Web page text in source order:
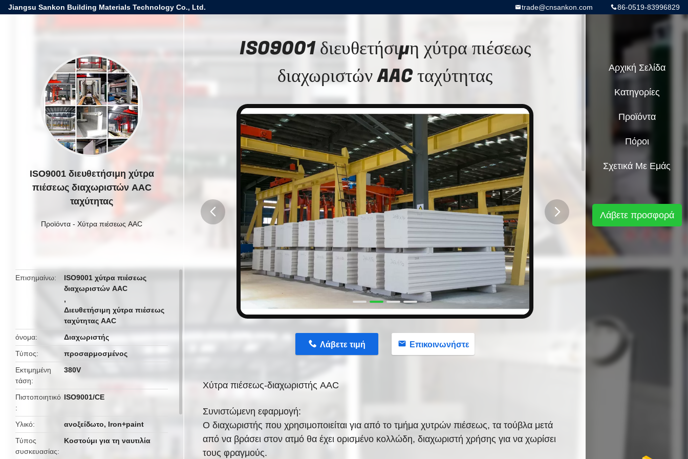
Jiangsu Sankon Building Materials Technology Co., Ltd. 86-0519-83996829
trade@cnsankon.com
ISO9001 διευθετήσιμη χύτρα
πιέσεως διαχωριστών AAC
ταχύτητας
Προϊόντα - Χύτρα πιέσεως AAC
Επισημαίνω
ISO9001 χύτρα πιέσεως
διαχωριστών AAC
,
Διευθετήσιμη χύτρα πιέσεως
ταχύτητας AAC
όνομα
Διαχωριστής
Τύπος
προσαρμοσμένος
Εκτιμημένη
τάση
380V
Πιστοποιητικό ISO9001/CE
Υλικό
ανοξείδωτο, Iron+paint
Τύπος
συσκευασίας
Κοστούμι για τη ναυτιλία
ISO9001 διευθετήσιμη χύτρα πιέσεως
διαχωριστών AAC ταχύτητας
button
Λάβετε τιμή Επικοινωνήστε
Χύτρα πιέσεως-διαχωριστής AAC
Συνιστώμενη εφαρμογή:
Ο διαχωριστής που χρησιμοποιείται για από το τμήμα χυτρών πιέσεως, τα τούβλα μετά
από να βράσει στον ατμό θα έχει ορισμένο κολλώδη, διαχωριστή χρήσης για να χωρίσει
τους φραγμούς.
Αρχική Σελίδα
Κατηγορίες
Προϊόντα
Πόροι
Σχετικά Με Εμάς
Λάβετε προσφορά